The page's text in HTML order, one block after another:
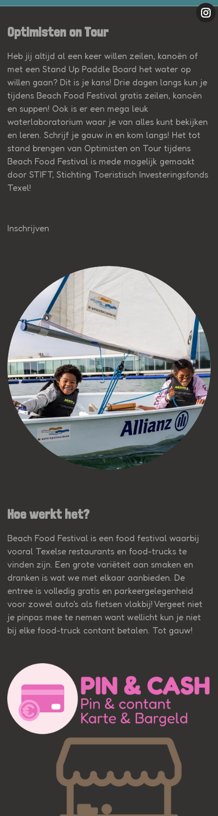
Optimisten on Tour
Heb jij altijd al een keer willen zeilen, kanoën of
met een Stand Up Paddle Board het water op
willen gaan? Dit is je kans! Drie dagen langs kun je
tijdens Beach Food Festival gratis zeilen, kanoën
en suppen! Ook is er een mega leuk
waterlaboratorium waar je van alles kunt bekijken
en leren. Schrijf je gauw in en kom langs! Het tot
stand brengen van Optimisten on Tour tijdens
Beach Food Festival is mede mogelijk gemaakt
door STIFT, Stichting Toeristisch Investeringsfonds
Texel!
Inschrijven
Hoe werkt het?
Beach Food Festival is een food festival waarbij
vooral Texelse restaurants en food-trucks te
vinden zijn. Een grote variëteit aan smaken en
dranken is wat we met elkaar aanbieden. De
entree is volledig gratis en parkeergelegenheid
voor zowel auto's als fietsen vlakbij! Vergeet niet
je pinpas mee te nemen want wellicht kun je niet
bij elke food-truck contant betalen. Tot gauw!